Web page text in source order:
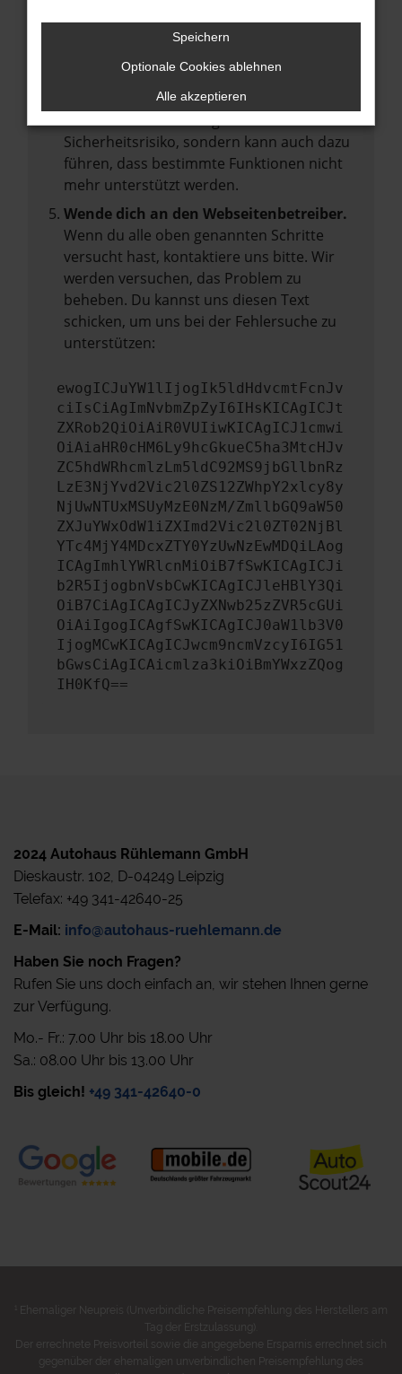
vorübergehende Probleme zu beheben.
Betriebssystem auf dem neuesten Stand
Veraltete Software birgt nicht nur ein
Sicherheitsrisiko, sondern kann auch dazu
führen, dass bestimmte Funktionen nicht
mehr unterstützt werden.
Wende dich an den Webseitenbetreiber.
Wenn du alle oben genannten Schritte
versucht hast, kontaktiere uns bitte. Wir
werden versuchen, das Problem zu
beheben. Du kannst uns diesen Text
schicken, um uns bei der Fehlersuche zu
unterstützen:
ewogICJuYW1lIjogIk5ldHdvcmtFcnJv
ciIsCiAgImNvbmZpZyI6IHsKICAgICJt
ZXRob2QiOiAiR0VUIiwKICAgICJ1cmwi
OiAiaHR0cHM6Ly9hcGkueC5ha3MtcHJv
ZC5hdWRhcmlzLm5ldC92MS9jbGllbnRz
LzE3NjYvd2Vic2l0ZS12ZWhpY2xlcy8y
NjUwNTUxMSUyMzE0NzM/ZmllbGQ9aW50
ZXJuYWxOdW1iZXImd2Vic2l0ZT02NjBl
YTc4MjY4MDcxZTY0YzUwNzEwMDQiLAog
ICAgImhlYWRlcnMiOiB7fSwKICAgICJi
b2R5IjogbnVsbCwKICAgICJleHBlY3Qi
OiB7CiAgICAgICJyZXNwb25zZVR5cGUi
OiAiIgogICAgfSwKICAgICJ0aW1lb3V0
IjogMCwKICAgICJwcm9ncmVzcyI6IG51
bGwsCiAgICAicmlza3kiOiBmYWxzZQog
IH0KfQ==
2024 Autohaus Rühlemann GmbH
Dieskaustr. 102, D-04249 Leipzig
Telefax: +49 341-42640-25
E-Mail: info@autohaus-ruehlemann.de
Haben Sie noch Fragen?
Rufen Sie uns doch einfach an, wir stehen Ihnen gerne
zur Verfügung.
Mo.- Fr.: 7.00 Uhr bis 18.00 Uhr
Sa.: 08.00 Uhr bis 13.00 Uhr
Bis gleich! +49 341-42640-0
Ehemaliger Neupreis (Unverbindliche Preisempfehlung des Herstellers am
Tag der Erstzulassung).
Der errechnete Preisvorteil sowie die angegebene Ersparnis errechnet sich
gegenüber der ehemaligen unverbindlichen Preisempfehlung des
Speichern
Optionale Cookies ablehnen
Alle akzeptieren